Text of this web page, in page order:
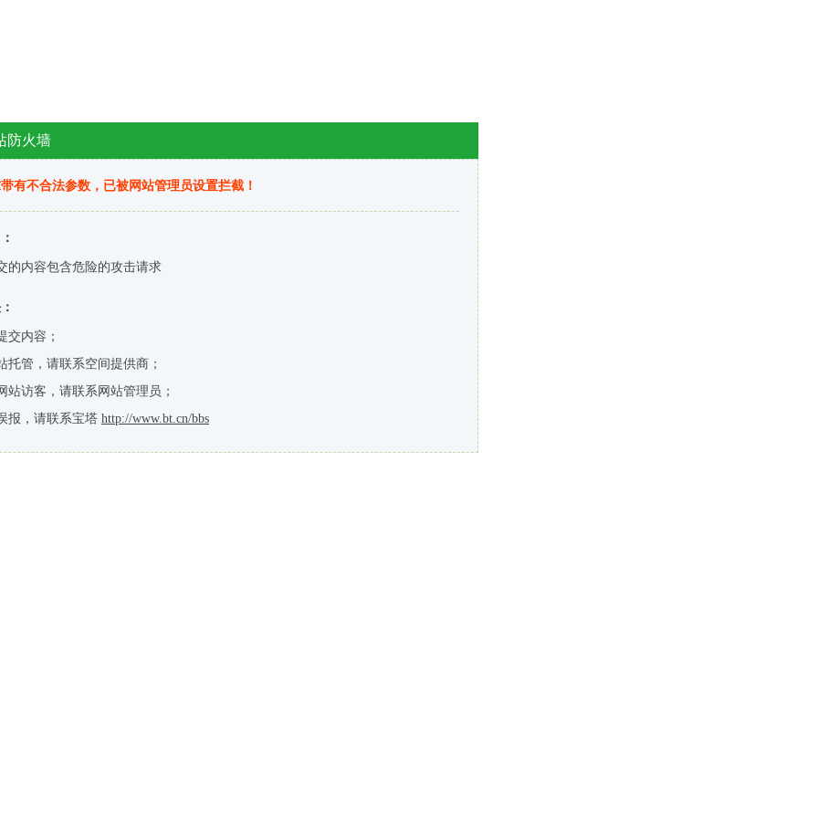
防火墙
有不合法参数，已被网站管理员设置拦截！
的内容包含危险的攻击请求
交内容；
托管，请联系空间提供商；
站访客，请联系网站管理员；
报，请联系宝塔 http://www.bt.cn/bbs